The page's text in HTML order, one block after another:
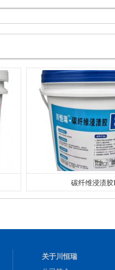
自闭型橡胶防水
关于川恒瑞